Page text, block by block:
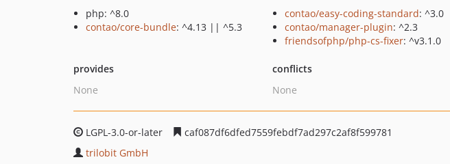
php: ^8.0
contao/core-bundle: ^4.13 || ^5.3
contao/easy-coding-standard: ^3.0
contao/manager-plugin: ^2.3
friendsofphp/php-cs-fixer: ^v3.1.0
provides
None
conflicts
None
LGPL-3.0-or-later
caf087df6dfed7559febdf7ad297c2af8f599781
trilobit GmbH